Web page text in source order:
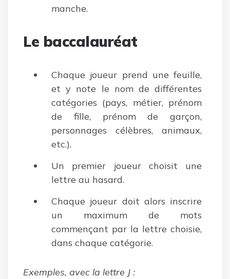
manche.
Le baccalauréat
Chaque joueur prend une feuille,
et y note le nom de différentes
catégories (pays, métier, prénom
de fille, prénom de garçon,
personnages célèbres, animaux,
etc.).
Un premier joueur choisit une
lettre au hasard.
Chaque joueur doit alors inscrire
un maximum de mots
commençant par la lettre choisie,
dans chaque catégorie.
Exemples, avec la lettre J :